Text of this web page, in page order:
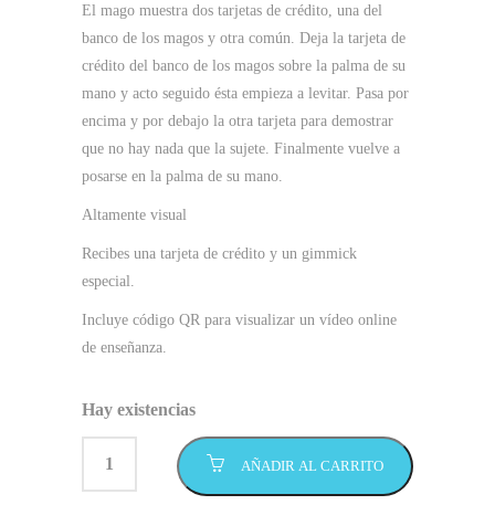
era:
8,95 €.
es:
6,95 €.
El mago muestra dos tarjetas de crédito, una del
banco de los magos y otra común. Deja la tarjeta de
crédito del banco de los magos sobre la palma de su
mano y acto seguido ésta empieza a levitar. Pasa por
encima y por debajo la otra tarjeta para demostrar
que no hay nada que la sujete . Finalmente vuelve a
posarse en la palma de su mano.
Altamente visual
Recibes una tarjeta de crédito y un gimmick
especial.
Incluye código QR para visualizar un vídeo online
de enseñanza.
Hay existencias
AÑADIR AL CARRITO